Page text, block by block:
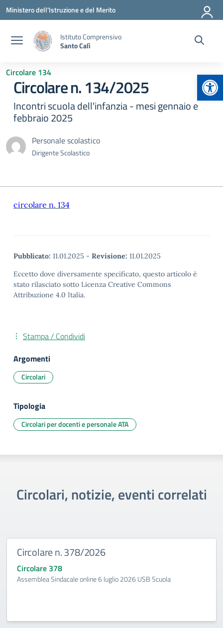
Vai ai contenuti
Vai al menu di navigazione
Vai al footer
Ministero dell'Istruzione e del Merito
Istituto Comprensivo
Santo Calì
Circolare 134
Circolare n. 134/2025
Incontri scuola dell'infanzia - mesi gennaio e
febbraio 2025
Personale scolastico
Dirigente Scolastico
circolare n. 134
Pubblicato: 11.01.2025 - Revisione: 11.01.2025
Eccetto dove diversamente specificato, questo articolo è
stato rilasciato sotto Licenza Creative Commons
Attribuzione 4.0 Italia.
Stampa / Condividi
Argomenti
Circolari
Tipologia
Circolari per docenti e personale ATA
Circolari, notizie, eventi correlati
Circolare n. 378/2026
Circolare 378
Assemblea Sindacale online 6 luglio 2026 USB Scuola